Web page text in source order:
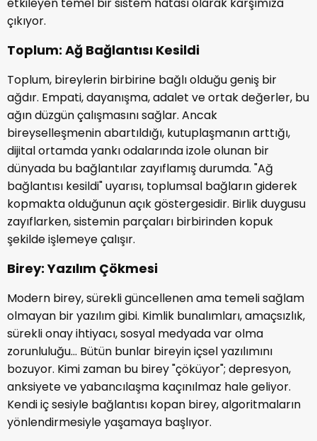
çıkıyor.
Toplum: Ağ Bağlantısı Kesildi
Toplum, bireylerin birbirine bağlı olduğu geniş bir
ağdır. Empati, dayanışma, adalet ve ortak değerler, bu
ağın düzgün çalışmasını sağlar. Ancak
bireyselleşmenin abartıldığı, kutuplaşmanın arttığı,
dijital ortamda yankı odalarında izole olunan bir
dünyada bu bağlantılar zayıflamış durumda. "Ağ
bağlantısı kesildi" uyarısı, toplumsal bağların giderek
kopmakta olduğunun açık göstergesidir. Birlik duygusu
zayıflarken, sistemin parçaları birbirinden kopuk
şekilde işlemeye çalışır.
Birey: Yazılım Çökmesi
Modern birey, sürekli güncellenen ama temeli sağlam
olmayan bir yazılım gibi. Kimlik bunalımları, amaçsızlık,
sürekli onay ihtiyacı, sosyal medyada var olma
zorunluluğu... Bütün bunlar bireyin içsel yazılımını
bozuyor. Kimi zaman bu birey "çöküyor"; depresyon,
anksiyete ve yabancılaşma kaçınılmaz hale geliyor.
Kendi iç sesiyle bağlantısı kopan birey, algoritmaların
yönlendirmesiyle yaşamaya başlıyor.